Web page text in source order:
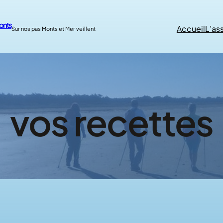
Sur nos pas Monts et Mer veillent Accueil
vos recettes